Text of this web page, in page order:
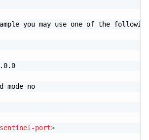
you may use one of the
mode no
sentinel-port>